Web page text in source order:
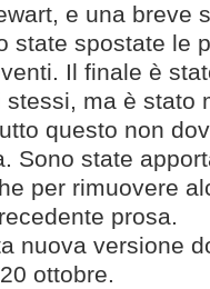
e una breve
state spostate le
Il finale è
ma è stato
questo non
Sono state
per rimuovere
prosa.
nuova versione
ottobre.